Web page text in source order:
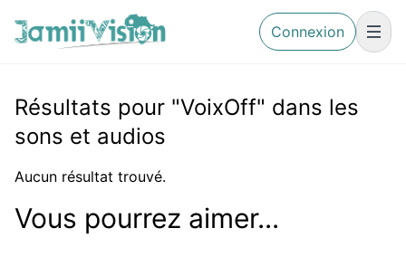
Connexion
Résultats pour "VoixOff" dans les
sons et audios
Aucun résultat trouvé.
Vous pourrez aimer...